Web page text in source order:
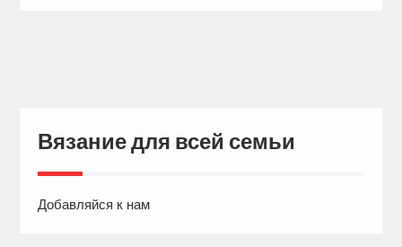
Вязание для всей семьи
Добавляйся к нам